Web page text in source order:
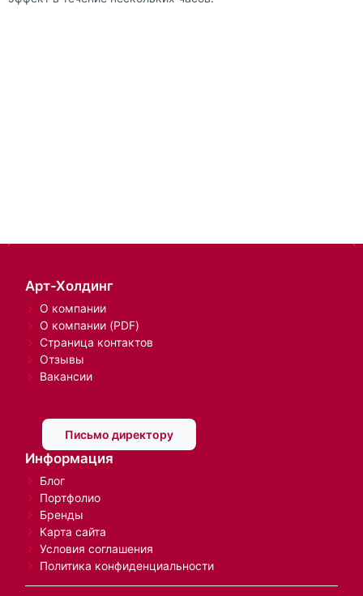
Арт-Холдинг
О компании
О компании (PDF)
Страница контактов
Отзывы
Вакансии
Письмо директору
Информация
Блог
Портфолио
Бренды
Карта сайта
Условия соглашения
Политика конфиденциальности